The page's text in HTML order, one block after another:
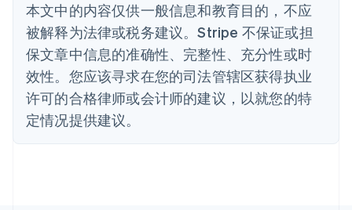
本文中的内容仅供一般信息和教育目的，不应
被解释为法律或税务建议。Stripe 不保证或担
保文章中信息的准确性、完整性、充分性或时
效性。您应该寻求在您的司法管辖区获得执业
许可的合格律师或会计师的建议，以就您的特
定情况提供建议。
波兰
English
丹麦
English
德国
Deutsch English
法国
FrançaisEnglish
芬兰